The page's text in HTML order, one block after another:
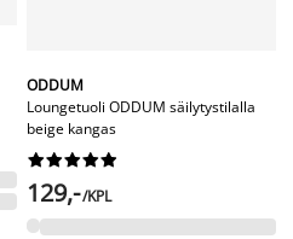
ODDUM
Loungetuoli ODDUM säilytystilalla
beige kangas






129,-/KPL